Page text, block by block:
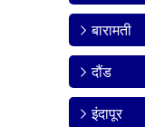
बारामती
दौंड
इंदापूर